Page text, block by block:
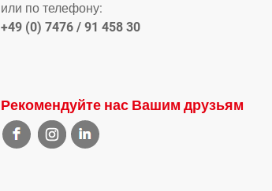
или по телефону:
+49 (0) 7476 / 91 458 30
Рекомендуйте нас Вашим друзьям